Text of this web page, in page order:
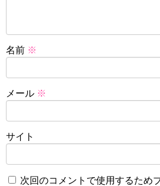
名前 ※
メール ※
サイト
次回のコメントで使用するため